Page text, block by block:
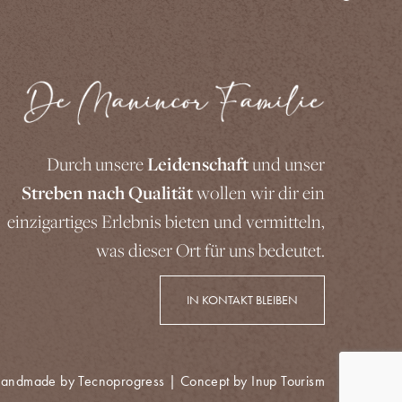
Durch unsereLeidenschaftund unser
Streben nach Qualitätwollen wir dir ein
einzigartiges Erlebnis bieten und vermitteln,
was dieser Ort für uns bedeutet.
IN KONTAKT BLEIBEN
by Tecnoprogress | Concept by Inup Tourism